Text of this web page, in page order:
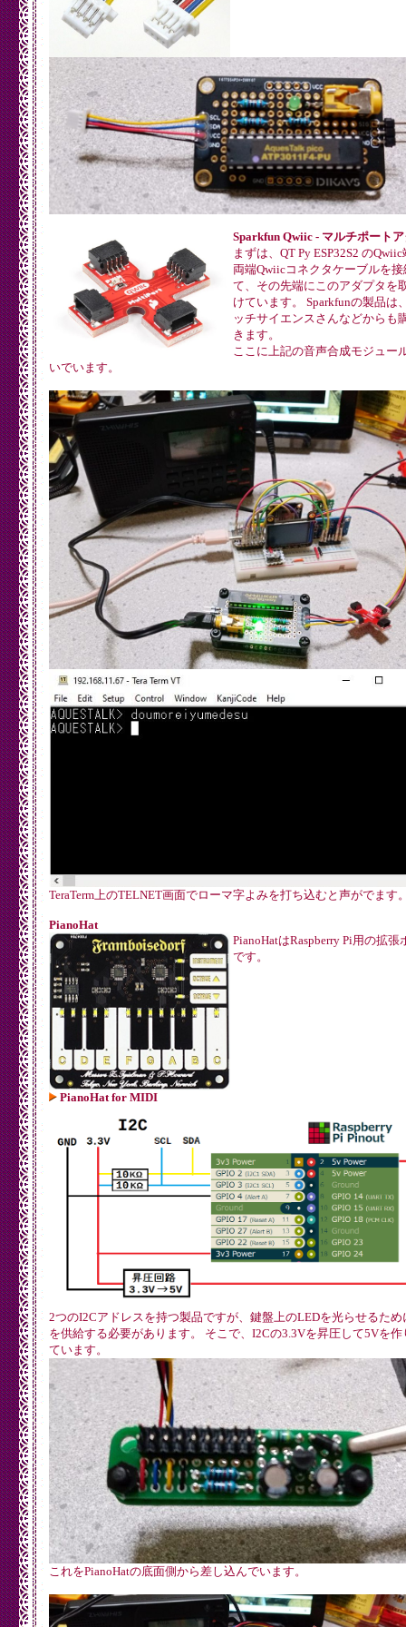
Sparkfun Qwiic - マルチポート
まずは、QT Py ESP32S2 の
両端Qwiicコネクタケーブルを接
て、その先端にこのアダプタを
けています。 Sparkfunの製品は
ッチサイエンスさんなどからも
きます。
ここに上記の音声合成モジュー
いでいます。
TeraTerm上のTELNET画面でローマ字よみを打ち込むと声がでます
PianoHat
PianoHatはRaspberry Pi用の拡張
です。
PianoHat for MIDI
2つのI2Cアドレスを持つ製品ですが、鍵盤上のLEDを光らせるため
を供給する必要があります。 そこで、I2Cの3.3Vを昇圧して5Vを作
ています。
これをPianoHatの底面側から差し込んでいます。